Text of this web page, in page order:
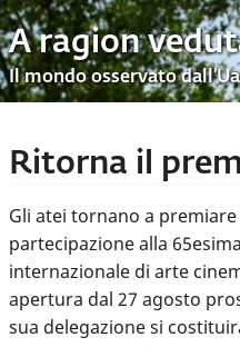
A ragion
Il mondo osservato
Ritorna il
Gli atei tornano a
partecipazione alla
internazionale di arte
apertura dal 27 agosto
sua delegazione si